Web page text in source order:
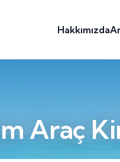
Hakkımızda
Araç